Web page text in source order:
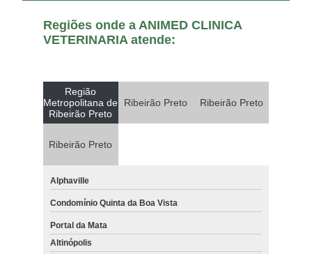
Regiões onde a ANIMED CLINICA
VETERINARIA atende:
Região
Metropolitana de
Ribeirão Preto
Ribeirão Preto Ribeirão Preto
Ribeirão Preto
Alphaville
Condomínio Quinta da Boa Vista
Portal da Mata
Altinópolis